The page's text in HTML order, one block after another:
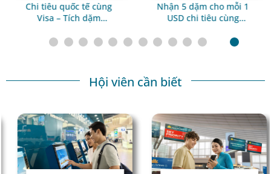
Chi tiêu quốc tế cùng
Visa – Tích dặm
hành trình
Nhận 5 dặm cho mỗi 1
USD chi tiêu cùng
Hội viên cần biết